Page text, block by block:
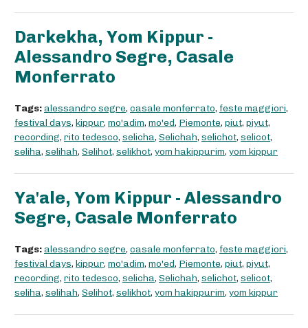
Darkekha, Yom Kippur -
Alessandro Segre, Casale
Monferrato
Tags:alessandro segre, casale monferrato, feste maggiori,
festival days, kippur, mo'adim, mo'ed, Piemonte, piut, piyut,
recording, rito tedesco, selicha, Selichah, selichot, selicot,
seliha, selihah, Selihot, selikhot, yom hakippurim, yom kippur
Ya'ale, Yom Kippur - Alessandro
Segre, Casale Monferrato
Tags:alessandro segre, casale monferrato, feste maggiori,
festival days, kippur, mo'adim, mo'ed, Piemonte, piut, piyut,
recording, rito tedesco, selicha, Selichah, selichot, selicot,
seliha, selihah, Selihot, selikhot, yom hakippurim, yom kippur